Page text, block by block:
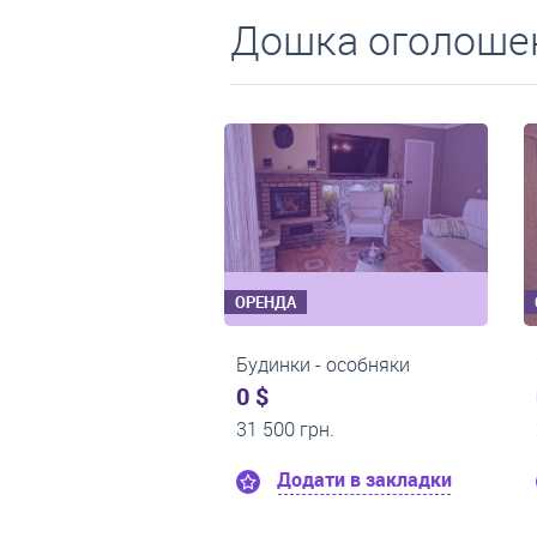
Дошка
3-кімнатні квартири
18 000 грн.
Додати в закладки